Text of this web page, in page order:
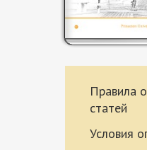
Правила
статей
Условия